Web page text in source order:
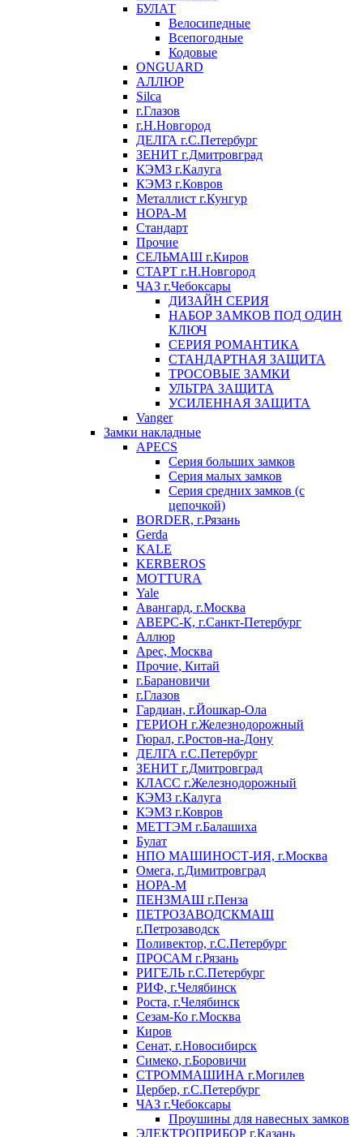
БУЛАТ
Велосипедные
Всепогодные
Кодовые
ONGUARD
АЛЛЮР
Silca
г.Глазов
г.Н.Новгород
ДЕЛГА г.С.Петербург
ЗЕНИТ г.Дмитровград
КЭМЗ г.Калуга
КЭМЗ г.Ковров
Металлист г.Кунгур
НОРА-М
Стандарт
Прочие
СЕЛЬМАШ г.Киров
СТАРТ г.Н.Новгород
ЧАЗ г.Чебоксары
ДИЗАЙН СЕРИЯ
НАБОР ЗАМКОВ ПОД ОДИН
КЛЮЧ
СЕРИЯ РОМАНТИКА
СТАНДАРТНАЯ ЗАЩИТА
ТРОСОВЫЕ ЗАМКИ
УЛЬТРА ЗАЩИТА
УСИЛЕННАЯ ЗАЩИТА
Vanger
Замки накладные
APECS
Серия больших замков
Серия малых замков
Серия средних замков (с
цепочкой)
BORDER, г.Рязань
Gerda
KALE
KERBEROS
MOTTURA
Yale
Авангард, г.Москва
АВЕРС-К, г.Санкт-Петербург
Аллюр
Арес, Москва
Прочие, Китай
г.Барановичи
г.Глазов
Гардиан, г.Йошкар-Ола
ГЕРИОН г.Железнодорожный
Гюрал, г.Ростов-на-Дону
ДЕЛГА г.С.Петербург
ЗЕНИТ г.Дмитровград
КЛАСС г.Железнодорожный
КЭМЗ г.Калуга
КЭМЗ г.Ковров
МЕТТЭМ г.Балашиха
Булат
НПО МАШИНОСТ-ИЯ, г.Москва
Омега, г.Димитровград
НОРА-М
ПЕНЗМАШ г.Пенза
ПЕТРОЗАВОДСКМАШ
г.Петрозаводск
Поливектор, г.С.Петербург
ПРОСАМ г.Рязань
РИГЕЛЬ г.С.Петербург
РИФ, г.Челябинск
Роста, г.Челябинск
Сезам-Ко г.Москва
Киров
Сенат, г.Новосибирск
Симеко, г.Боровичи
СТРОММАШИНА г.Могилев
Цербер, г.С.Петербург
ЧАЗ г.Чебоксары
Проушины для навесных замков
ЭЛЕКТРОПРИБОР г.Казань